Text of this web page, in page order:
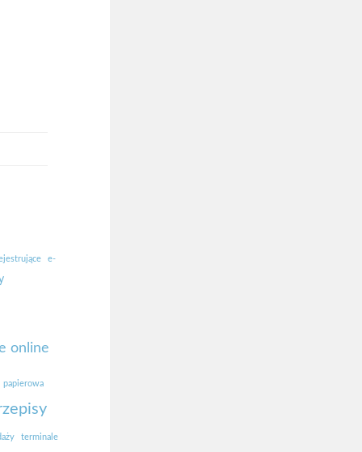
e-
online
papierowa
terminale